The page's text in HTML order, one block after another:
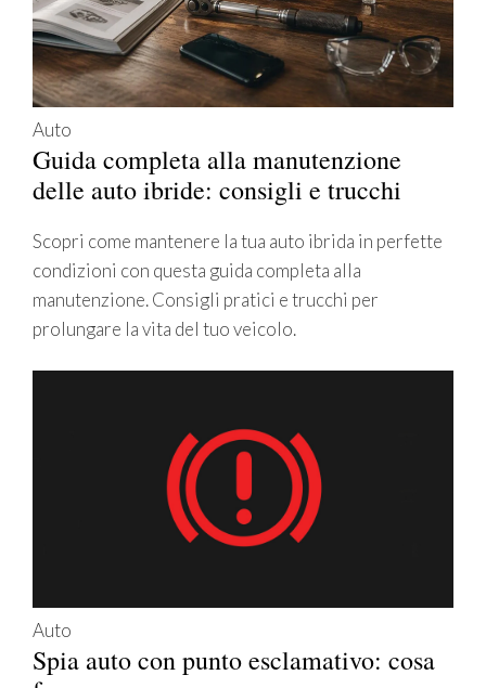
Auto
Guida completa alla manutenzione
delle auto ibride: consigli e trucchi
Scopri come mantenere la tua auto ibrida in perfette
condizioni con questa guida completa alla
manutenzione. Consigli pratici e trucchi per
prolungare la vita del tuo veicolo.
Auto
Spia auto con punto esclamativo: cosa